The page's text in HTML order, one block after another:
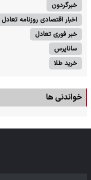
خبرگردون
اخبار اقتصادی روزنامه تعادل
خبر فوری تعادل
ساناپرس
خرید طلا
خواندنی ها